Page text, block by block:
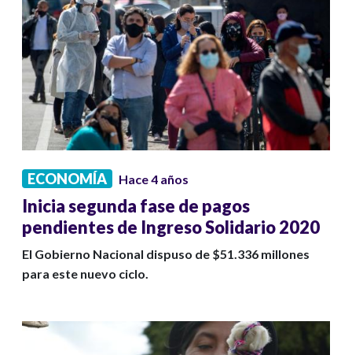
ECONOMÍA Hace 4 años
Inicia segunda fase de pagos
pendientes de Ingreso Solidario 2020
El Gobierno Nacional dispuso de $51.336 millones
para este nuevo ciclo.